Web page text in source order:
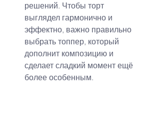
решений. Чтобы торт
выглядел гармонично и
эффектно, важно правильно
выбрать топпер, который
дополнит композицию и
сделает сладкий момент ещё
более особенным.